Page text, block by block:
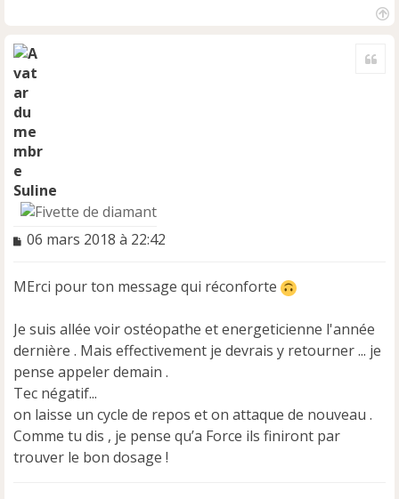
Suline
M
s
g
e
n
o
n
l
u
06 mars 2018 à 22:42
MErci pour ton message qui réconforte
Je suis allée voir ostéopathe et energeticienne l'année
dernière . Mais effectivement je devrais y retourner ... je
pense appeler demain .
Tec négatif...
on laisse un cycle de repos et on attaque de nouveau .
Comme tu dis , je pense qu’a Force ils finiront par
trouver le bon dosage !